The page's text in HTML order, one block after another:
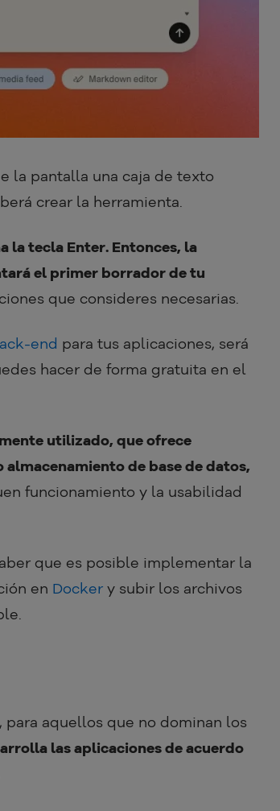
la pantalla una caja de texto
crear la herramienta.
la tecla Enter. Entonces, la
el primer borrador de tu
que consideres necesarias.
end para tus aplicaciones, será
hacer de forma gratuita en el
utilizado, que ofrece
de base de datos,
funcionamiento y la usabilidad
que es posible implementar la
en Docker y subir los archivos
aquellos que no dominan los
las aplicaciones de acuerdo